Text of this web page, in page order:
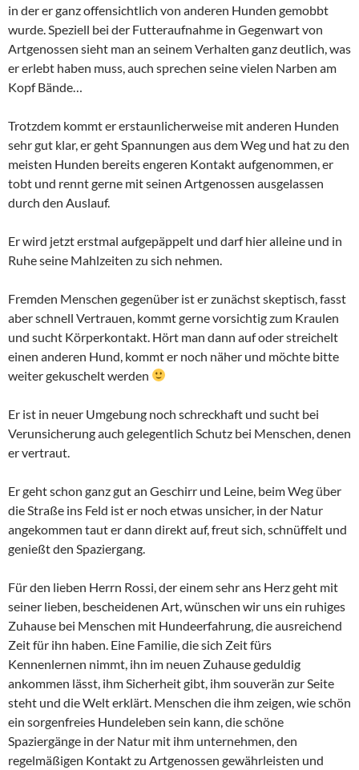
in der er ganz offensichtlich von anderen Hunden gemobbt
wurde. Speziell bei der Futteraufnahme in Gegenwart von
Artgenossen sieht man an seinem Verhalten ganz deutlich, was
er erlebt haben muss, auch sprechen seine vielen Narben am
Kopf Bände…
Trotzdem kommt er erstaunlicherweise mit anderen Hunden
sehr gut klar, er geht Spannungen aus dem Weg und hat zu den
meisten Hunden bereits engeren Kontakt aufgenommen, er
tobt und rennt gerne mit seinen Artgenossen ausgelassen
durch den Auslauf.
Er wird jetzt erstmal aufgepäppelt und darf hier alleine und in
Ruhe seine Mahlzeiten zu sich nehmen.
Fremden Menschen gegenüber ist er zunächst skeptisch, fasst
aber schnell Vertrauen, kommt gerne vorsichtig zum Kraulen
und sucht Körperkontakt. Hört man dann auf oder streichelt
einen anderen Hund, kommt er noch näher und möchte bitte
weiter gekuschelt werden
Er ist in neuer Umgebung noch schreckhaft und sucht bei
Verunsicherung auch gelegentlich Schutz bei Menschen, denen
er vertraut.
Er geht schon ganz gut an Geschirr und Leine, beim Weg über
die Straße ins Feld ist er noch etwas unsicher, in der Natur
angekommen taut er dann direkt auf, freut sich, schnüffelt und
genießt den Spaziergang.
Für den lieben Herrn Rossi, der einem sehr ans Herz geht mit
seiner lieben, bescheidenen Art, wünschen wir uns ein ruhiges
Zuhause bei Menschen mit Hundeerfahrung, die ausreichend
Zeit für ihn haben. Eine Familie, die sich Zeit fürs
Kennenlernen nimmt, ihn im neuen Zuhause geduldig
ankommen lässt, ihm Sicherheit gibt, ihm souverän zur Seite
steht und die Welt erklärt. Menschen die ihm zeigen, wie schön
ein sorgenfreies Hundeleben sein kann, die schöne
Spaziergänge in der Natur mit ihm unternehmen, den
regelmäßigen Kontakt zu Artgenossen gewährleisten und